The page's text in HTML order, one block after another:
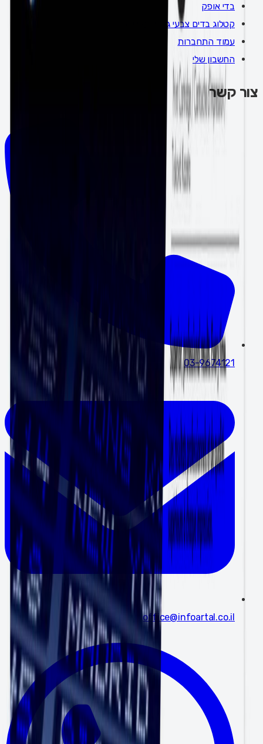
בדי אופק
קטלוג בדים צבעי גולף דמוי עור
עמוד התחברות
החשבון שלי
צור קשר
03-9674121
office@infoartal.co.il